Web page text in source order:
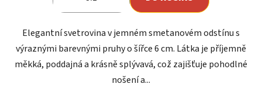
Elegantní svetrovina v jemném smetanovém odstínu s
výraznými barevnými pruhy o šířce 6 cm. Látka je příjemně
měkká, poddajná a krásně splývavá, což zajišťuje pohodlné
nošení a...